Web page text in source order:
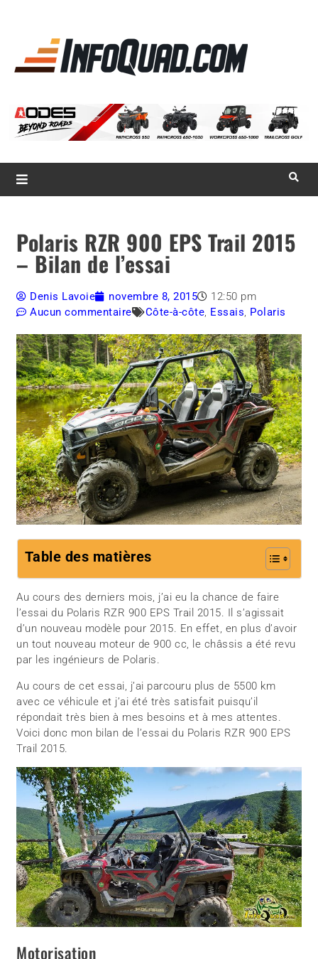
Magazine InfoQuad.com
Polaris RZR 900 EPS Trail 2015
– Bilan de l’essai
Denis Lavoie novembre 8, 2015
12:50 pm
Aucun commentaire
Côte-à-côte, Essais, Polaris
Table des matières
Au cours des derniers mois, j’ai eu la chance de faire
l’essai du Polaris RZR 900 EPS Trail 2015. Il s’agissait
d’un nouveau modèle pour 2015. En effet, en plus d’avoir
un tout nouveau moteur de 900 cc, le châssis a été revu
par les ingénieurs de Polaris.
Au cours de cet essai, j’ai parcouru plus de 5500 km
avec ce véhicule et j’ai été très satisfait puisqu’il
répondait très bien à mes besoins et à mes attentes.
Voici donc mon bilan de l’essai du Polaris RZR 900 EPS
Trail 2015.
Motorisation